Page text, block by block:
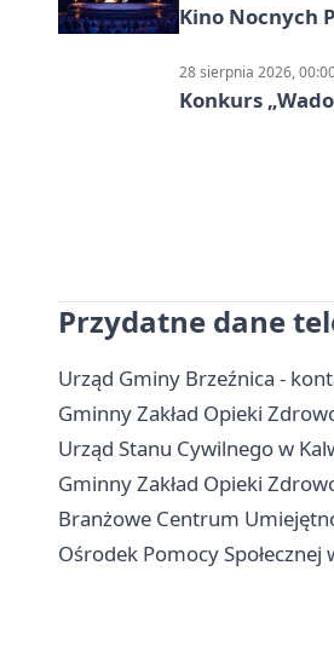
Kino Nocnych
28 sierpnia 2026,
Konkurs
Przydatne dane
Urząd Gminy Brzeźnica -
Gminny Zakład Opieki
Urząd Stanu Cywilnego w
Gminny Zakład Opieki
Branżowe Centrum
Ośrodek Pomocy